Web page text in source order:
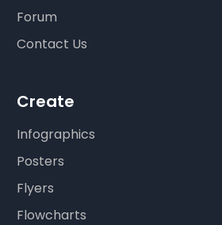
Forum
Contact Us
Create
Infographics
Posters
Flyers
Flowcharts